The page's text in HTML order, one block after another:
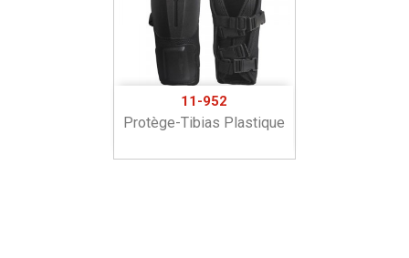
11-952
Protège-Tibias Plastique